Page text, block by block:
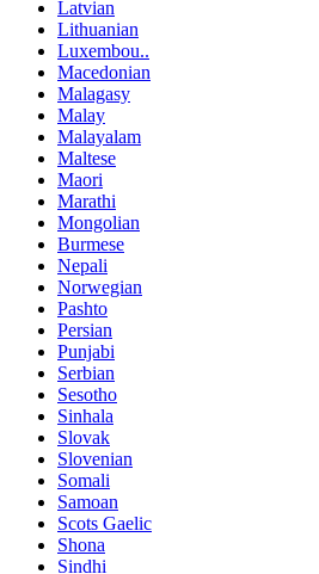
Latvian
Lithuanian
Luxembou..
Macedonian
Malagasy
Malay
Malayalam
Maltese
Maori
Marathi
Mongolian
Burmese
Nepali
Norwegian
Pashto
Persian
Punjabi
Serbian
Sesotho
Sinhala
Slovak
Slovenian
Somali
Samoan
Scots Gaelic
Shona
Sindhi